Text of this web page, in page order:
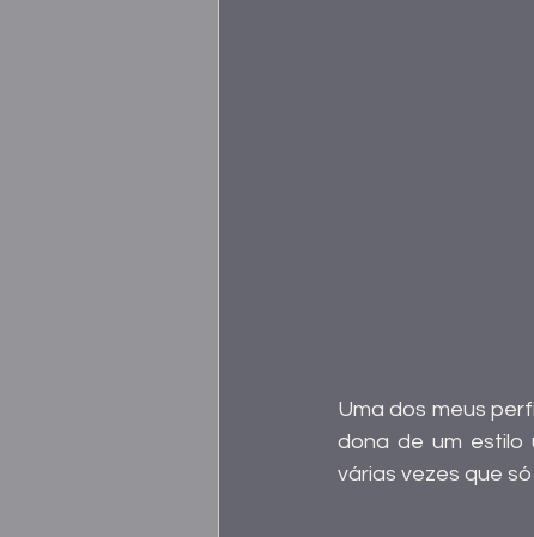
Uma dos meus
dona de um estilo
várias vezes que